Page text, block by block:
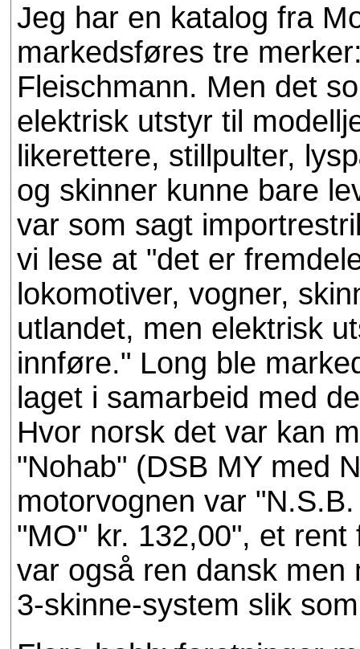
Jeg har en katalog fra
markedsføres tre
Fleischmann. Men det
elektrisk utstyr til
likerettere, stillpulter,
og skinner kunne bare
var som sagt
vi lese at "det er
lokomotiver, vogner,
utlandet, men elektrisk
innføre." Long ble
laget i samarbeid med
Hvor norsk det var kan
"Nohab" (DSB MY med
motorvognen var
"MO" kr. 132,00", et
var også ren dansk men
3-skinne-system slik